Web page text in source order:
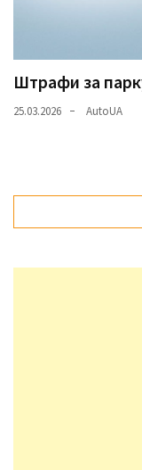
Штрафи за
25.03.2026 AutoUA